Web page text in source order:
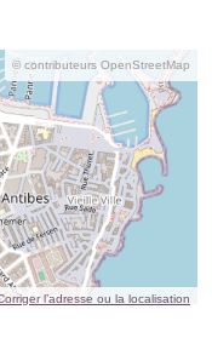
© contributeurs OpenStreetMap
l’adresse ou la localisation